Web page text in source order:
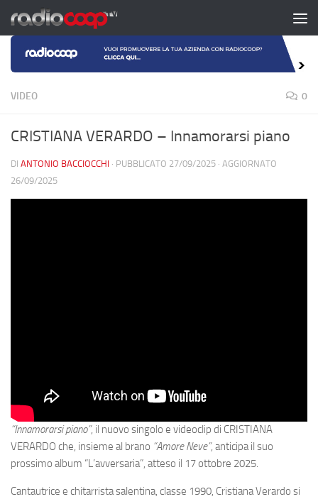
Salta al contenuto
VIDEO 0
CRISTIANA VERARDO – Innamorarsi piano
DI ANTONIO BACCIOCCHI · PUBBLICATO 27/09/2025 · AGGIORNATO
26/09/2025
“Innamorarsi piano”, il nuovo singolo e videoclip di CRISTIANA
VERARDO che, insieme al brano “Amore Neve”, anticipa il suo
prossimo album “L’avversaria”, atteso il 17 ottobre 2025.
Cantautrice e chitarrista salentina, classe 1990, Cristiana Verardo si